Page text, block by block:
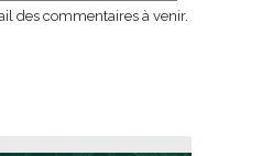
des commentaires à venir.